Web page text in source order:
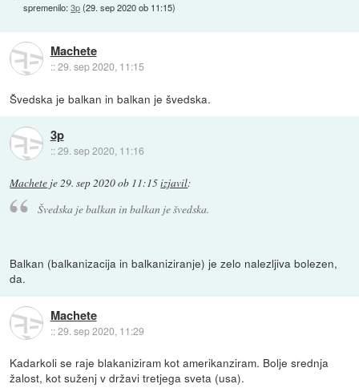
spremenilo:3p(29. sep 2020 ob 11:15)
Machete
::29. sep 2020, 11:15
Švedska je balkan in balkan je švedska.
3p
::29. sep 2020, 11:16
Machete je29. sep 2020 ob 11:15izjavil:
Švedska je balkan in balkan je švedska.
Balkan (balkanizacija in balkaniziranje) je zelo nalezljiva bolezen,
da.
Machete
::29. sep 2020, 11:29
Kadarkoli se raje blakaniziram kot amerikanziram. Bolje srednja
žalost, kot suženj v državi tretjega sveta (usa).